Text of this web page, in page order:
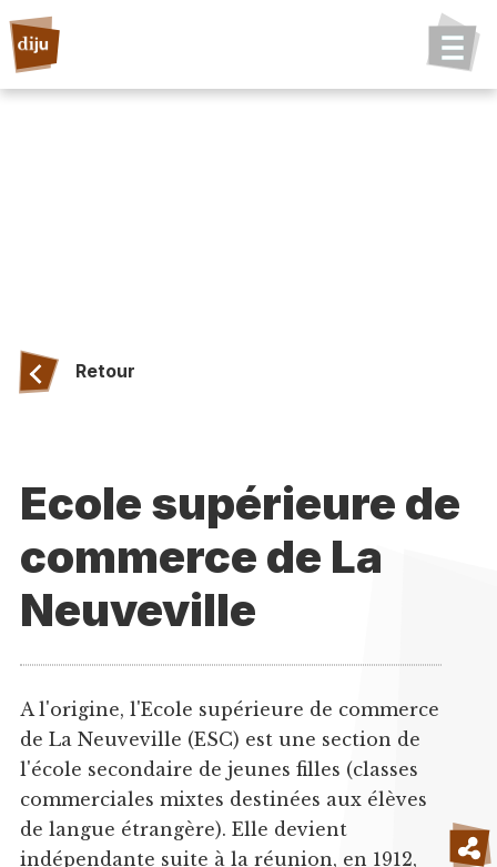
Retour
Ecole supérieure de
commerce de La
Neuveville
A l'origine, l'Ecole supérieure de commerce
de La Neuveville (ESC) est une section de
l'école secondaire de jeunes filles (classes
commerciales mixtes destinées aux élèves
de langue étrangère). Elle devient
indépendante suite à la réunion, en 1912,